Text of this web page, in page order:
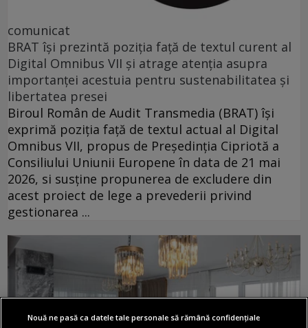
comunicat
BRAT își prezintă poziția față de textul curent al
Digital Omnibus VII și atrage atenția asupra
importanței acestuia pentru sustenabilitatea și
libertatea presei
Biroul Român de Audit Transmedia (BRAT) își
exprimă poziția față de textul actual al Digital
Omnibus VII, propus de Președinția Cipriotă a
Consiliului Uniunii Europene în data de 21 mai
2026, si susține propunerea de excludere din
acest proiect de lege a prevederii privind
gestionarea ...
Nouă ne pasă ca datele tale personale să rămână confidențiale